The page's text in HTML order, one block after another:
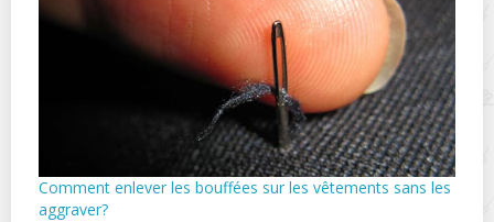
Comment enlever les bouffées sur les vêtements sans les
aggraver?